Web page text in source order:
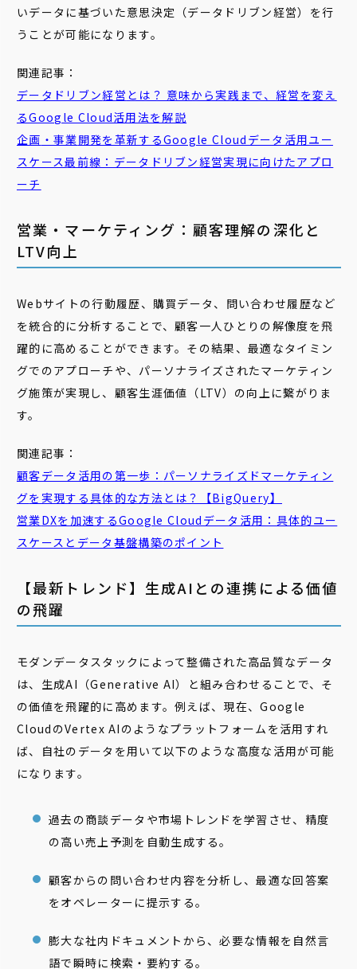
いデータに基づいた意思決定（データドリブン経営）を行
うことが可能になります。
関連記事：
データドリブン経営 とは？ 意味から実践まで、経営 を変え
るGoogle Cloud活用法を解説
企画 ・ 事業開発を革新するGoogle Cloudデータ活用ユー
スケース最前線：データドリブン経営実現に向けたアプロ
ーチ
営業・マーケティング：顧客理解の深化と
LTV向上
Webサイトの行動履歴、購買データ、問い合わせ履歴など
を統合的に分析することで、顧客一人ひとりの解像度を飛
躍的に高めることができます。その結果、最適なタイミン
グでのアプローチや、パーソナライズされたマーケティン
グ施策が実現し、顧客生涯価値（LTV）の向上に繋がりま
す。
関連記事：
顧客データ活用の第一歩： パーソナライズドマーケティン
グを実現する具体的な方法とは？【BigQuery】
営業DXを加速するGoogle Cloudデータ活用：具体的ユー
スケースとデータ基盤構築のポイント
【最新トレンド】生成AIとの連携による価値
の飛躍
モダンデータスタックによって整備された高品質なデータ
は、生成AI（Generative AI）と組み合わせることで、そ
の価値を飛躍的に高めます。例えば、現在、Google
CloudのVertex AIのようなプラットフォームを活用すれ
ば、自社のデータを用いて以下のような高度な活用が可能
になります。
過去の商談データや市場トレンドを学習させ、精度
の高い売上予測を自動生成する。
顧客からの問い合わせ内容を分析し、最適な回答案
をオペレーターに提示する。
膨大な社内ドキュメントから、必要な情報を自然言
語で瞬時に検索・要約する。